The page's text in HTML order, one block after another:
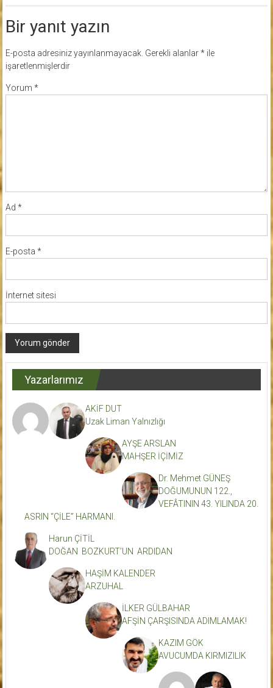
Bir yanıt yazın
E-posta adresiniz yayınlanmayacak. Gerekli alanlar*ile
işaretlenmişlerdir
Yorum *
Ad *
E-posta *
İnternet sitesi
Yazarlarımız
AKİF DUT
Uzak Liman Yalnızlığı
AYŞE ARSLAN
MAHŞER İÇİMİZ
Dr. Mehmet GÜNEŞ
DOĞUMUNUN 122.,
VEFÂTININ 43. YILINDA 20.
ASRIN “ÇİLE” HARMANI.
Harun ÇİTİL
DOĞAN BOZKURT’UN ARDIDAN
HAŞİM KALENDER
ARZUHAL
İLKER GÜLBAHAR
AFŞİN ÇARŞISINDA ADIMLAMAK!
KAZIM GÖK
AVUCUMDA KIRMIZILIK